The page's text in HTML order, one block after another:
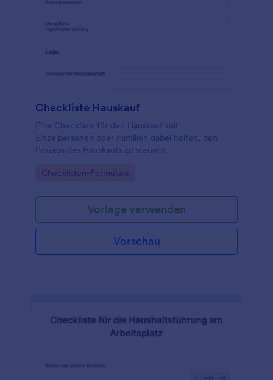
Checkliste Hauskauf
Eine Checkliste für den Hauskauf soll
Einzelpersonen oder Familien dabei helfen, den
Prozess des Hauskaufs zu steuern.
Go to Category:
Checklisten-Formulare
Vorlage verwenden
Vorschau